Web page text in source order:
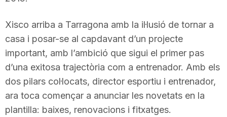
g
n
Xisco arriba a Tarragona amb la il·lusió de tornar a
casa i posar-se al capdavant d’un projecte
important, amb l’ambició que sigui el primer pas
d’una exitosa trajectòria com a entrenador. Amb els
dos pilars col·locats, director esportiu i entrenador,
ara toca començar a anunciar les novetats en la
plantilla: baixes, renovacions i fitxatges.